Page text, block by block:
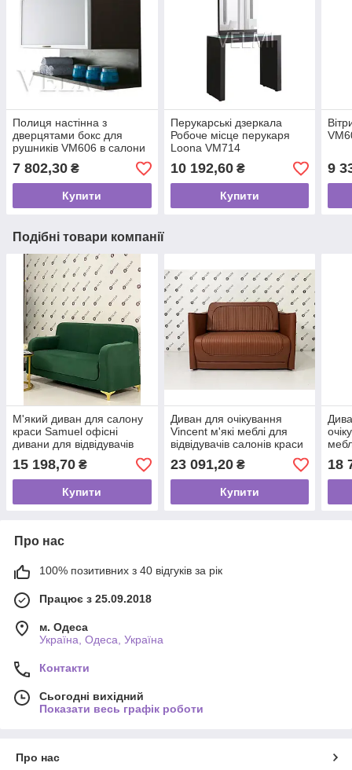
Полиця настінна з
дверцятами бокс для
рушників VM606 в салони
краси
7 802,30 ₴
Купити
Перукарські дзеркала
Робоче місце перукаря
Loona VM714
10 192,60₴
Купити
9
Подібні товари компанії
М'який диван для салону
краси Samuel офісні
дивани для відвідувачів
15 198,70 ₴
Купити
Диван для очікування
Vincent м'які меблі для
відвідувачів салонів краси
офісів ресторанів VM243
23 091,20₴
Купити
18
Про нас
100% позитивних з 40 відгуків за рік
Працює з 25.09.2018
м. Одеса
Україна, Одеса, Україна
Контакти
Сьогодні вихідний
Показати весь графік роботи
Про нас